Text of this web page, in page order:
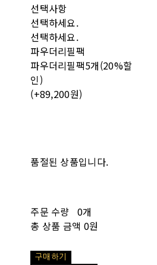
선택사항
선택하세요.
선택하세요.
파우더리필팩
파우더리필팩5개(20%할
인)
(+89,200원)
품절된 상품입니다.
주문 수량 0개
총 상품 금액 0원
구매하기